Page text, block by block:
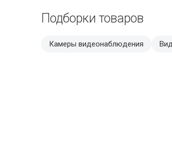
Подборки товаров
Камеры видеонаблюдения